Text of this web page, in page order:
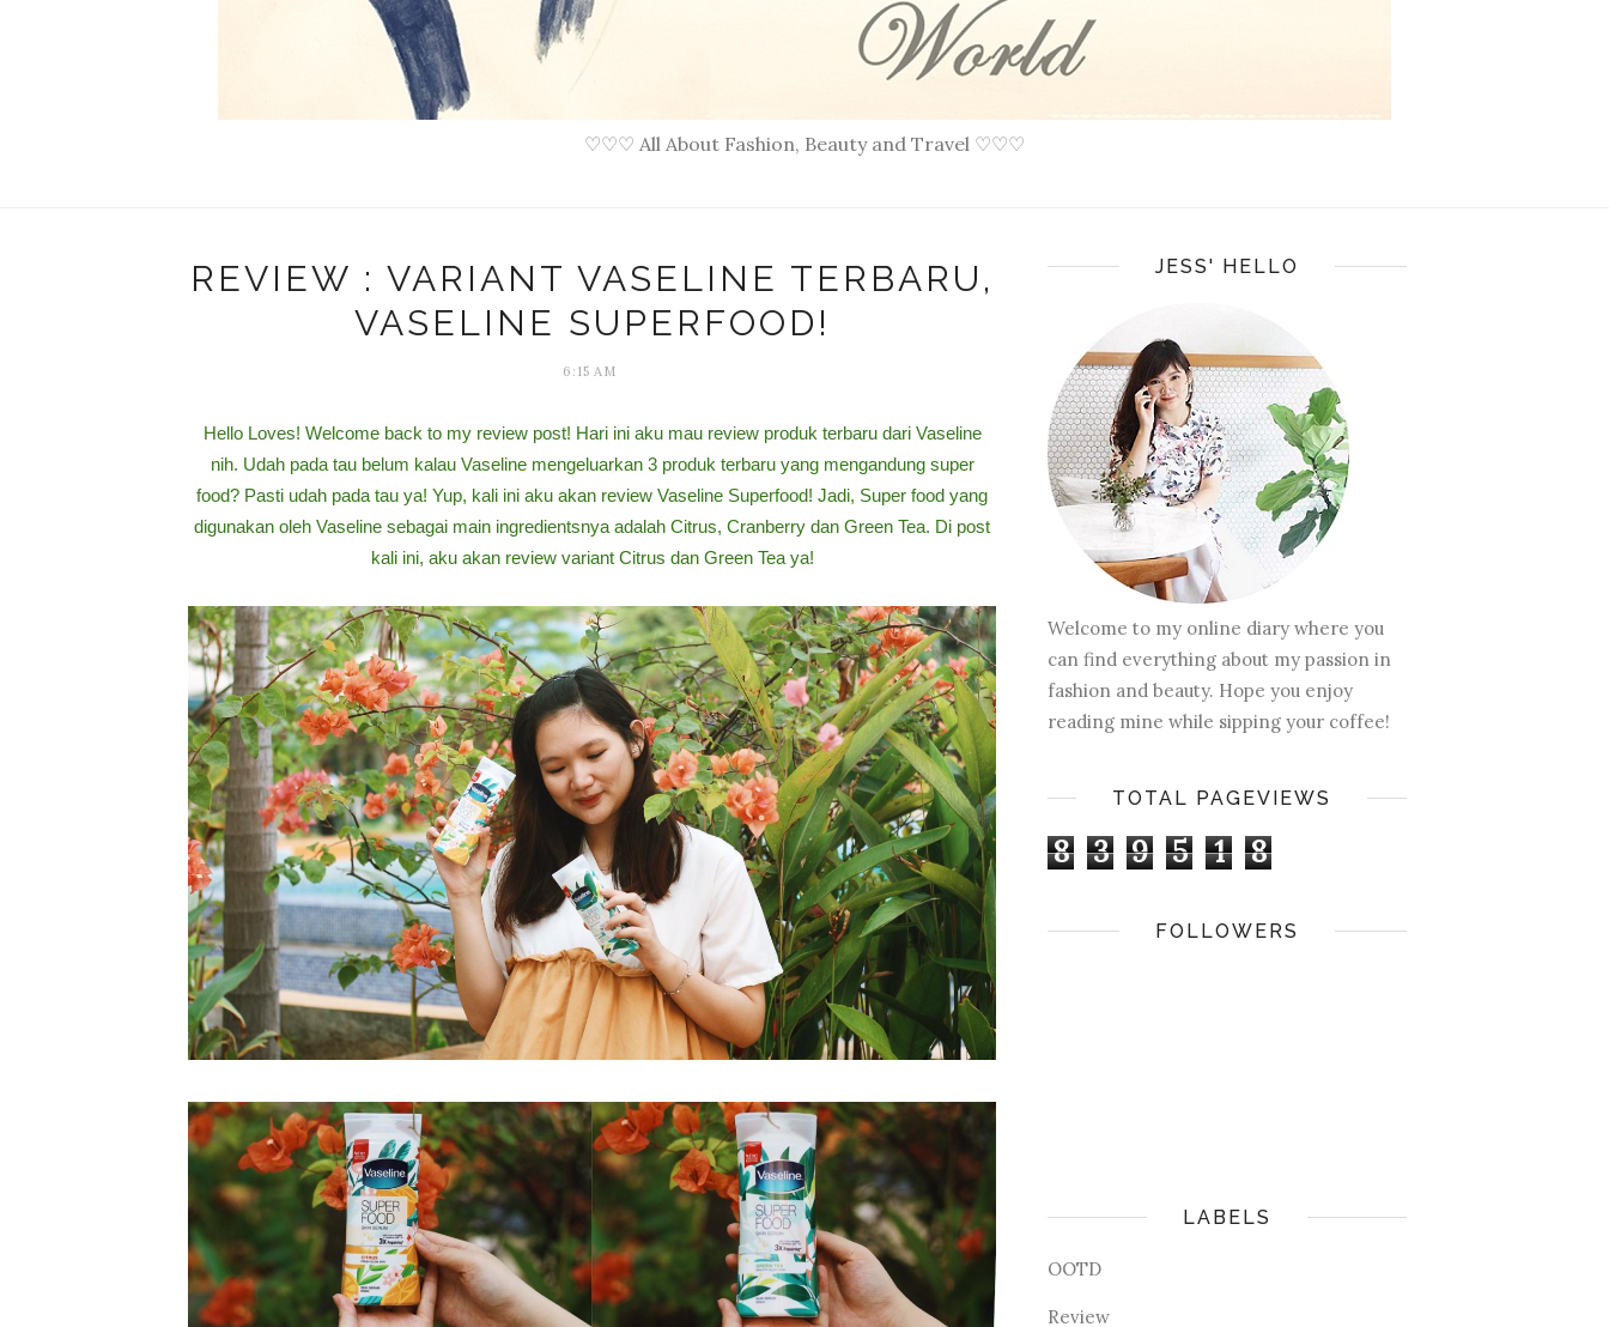
♡♡♡ All About Fashion, Beauty and Travel ♡♡♡
REVIEW : VARIANT VASELINE TERBARU,
VASELINE SUPERFOOD!
6:15 AM
Hello Loves! Welcome back to my review post! Hari ini aku mau review produk terbaru dari Vaseline
nih. Udah pada tau belum kalau Vaseline mengeluarkan 3 produk terbaru yang mengandung super
food? Pasti udah pada tau ya! Yup, kali ini aku akan review Vaseline Superfood! Jadi, Super food yang
digunakan oleh Vaseline sebagai main ingredientsnya adalah Citrus, Cranberry dan Green Tea. Di post
kali ini, aku akan review variant Citrus dan Green Tea ya!
JESS' HELLO
Welcome to my online diary where you
can find everything about my passion in
fashion and beauty. Hope you enjoy
reading mine while sipping your coffee!
TOTAL PAGEVIEWS
8 3 9 5 1 8
FOLLOWERS
LABELS
OOTD
Review